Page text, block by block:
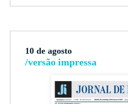
10 de agosto
/versão impressa